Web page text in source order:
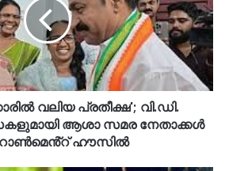
വലിയ പ്രതീക്ഷ'; വി.ഡി.
ആശാ സമര നേതാക്കൾ
ഹൗസിൽ